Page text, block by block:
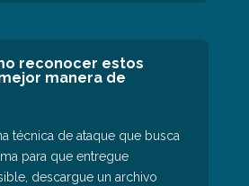
reconocer estos
manera de
técnica de ataque que busca
para que entregue
descargue un archivo